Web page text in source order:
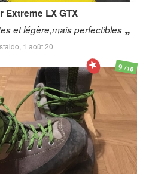
Extreme LX GTX
et légère,mais perfectibles
1 août 20
9/10